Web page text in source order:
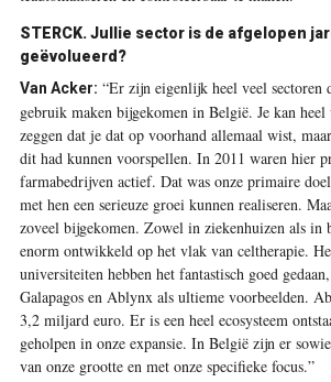
STERCK. Jullie sector is de afgelopen
geëvolueerd?
Van Acker: “Er zijn eigenlijk heel veel sectoren
gebruik maken bijgekomen in België. Je kan
zeggen dat je dat op voorhand allemaal wist,
dit had kunnen voorspellen. In 2011 waren hier
farmabedrijven actief. Dat was onze primaire
met hen een serieuze groei kunnen realiseren.
zoveel bijgekomen. Zowel in ziekenhuizen als in
enorm ontwikkeld op het vlak van celtherapie.
universiteiten hebben het fantastisch goed
Galapagos en Ablynx als ultieme voorbeelden.
3,2 miljard euro. Er is een heel eco­systeem
geholpen in onze expansie. In België zijn er
van onze grootte en met onze specifieke focus.”